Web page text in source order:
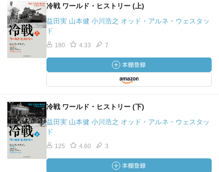
冷戦 ワールド・ヒストリー (上)
益田実 山本健 小川浩之 オッド・アルネ・ウェスタッ
ド
180 4.33 7
冷戦 ワールド・ヒストリー (下)
益田実 山本健 小川浩之 オッド・アルネ・ウェスタッ
ド
125 4.60 3